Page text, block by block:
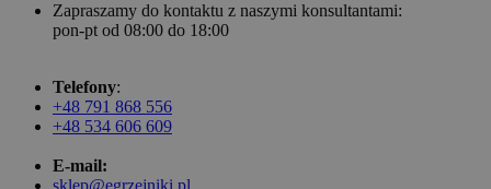
Zapraszamy do kontaktu z naszymi konsultantami:
pon-pt od 08:00 do 18:00
Telefony:
+48 791 868 556
+48 534 606 609
E-mail:
sklep@egrzejniki.pl